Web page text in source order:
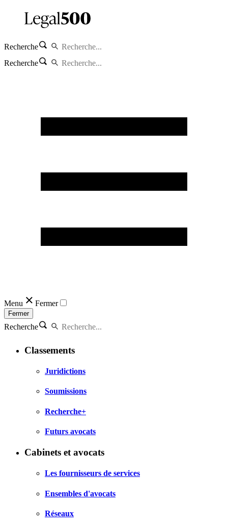
Recherche
Recherche
Menu Fermer
Fermer
Recherche
Classements
Juridictions
Soumissions
Recherche+
Futurs avocats
Cabinets et avocats
Les fournisseurs de services
Ensembles d'avocats
Réseaux